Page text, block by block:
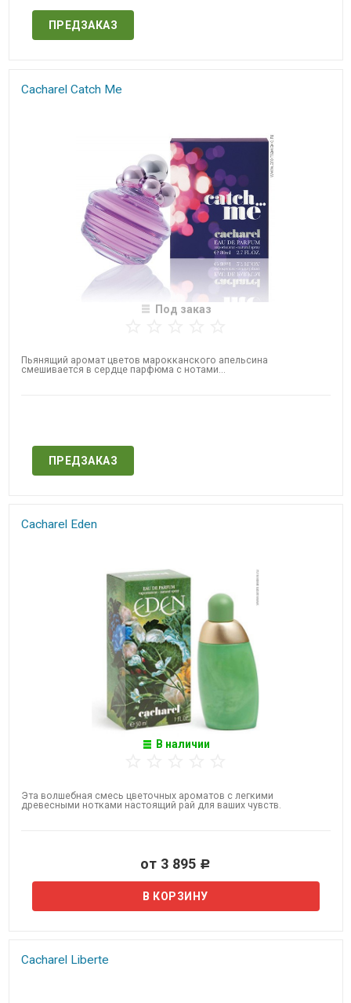
ПРЕДЗАКАЗ
Cacharel Catch Me
Под заказ
Пьянящий аромат цветов марокканского апельсина
смешивается в сердце парфюма с нотами...
ПРЕДЗАКАЗ
Cacharel Eden
В наличии
Эта волшебная смесь цветочных ароматов с легкими
древесными нотками настоящий рай для ваших чувств.
от 3 895 Р
Cacharel Liberte